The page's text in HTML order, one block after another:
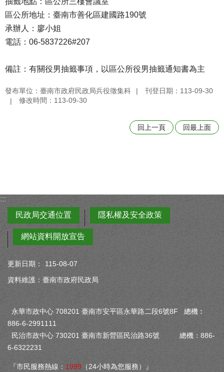
區公所地址：臺南市善化區建國路190號
承辦人：廖小姐
電話：06-5837226#207
備註：有關役男抽籤事項，以區公所役男抽籤通知書為主
發布單位：臺南市政府民政局兵役徵集科
刊登日期：113-09-30
修改時間：113-09-30
回上一頁 回最上面
:::
民政局交通位置
隱私權及安全政策
網站資料開放宣告
更新日期：
115-08-07
資料維護：臺南市政府民政局
永華市政中心 708201 臺南市安平區永華路二段6號8F 總機︰
886-6-2991111
民治市政中心 730201 臺南市新營區民治路36號 總機：886-
6-6322231
『市民服務熱線： 1999 （24小時為您服務）』